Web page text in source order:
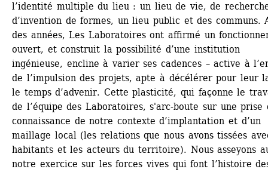
l’identité multiple du lieu : un lieu de vie, de
d’invention de formes, un lieu public et des communs.
des années, Les Laboratoires ont affirmé un
ouvert, et construit la possibilité d’une institution
ingénieuse, encline à varier ses cadences – active à
de l’impulsion des projets, apte à décélérer pour leur
le temps d’advenir. Cette plasticité, qui façonne le
de l’équipe des Laboratoires, s'arc-boute sur une prise
connaissance de notre contexte d’implantation et d’un
maillage local (les relations que nous avons tissées
habitants et les acteurs du territoire). Nous asseyons
notre exercice sur les forces vives qui font l’histoire